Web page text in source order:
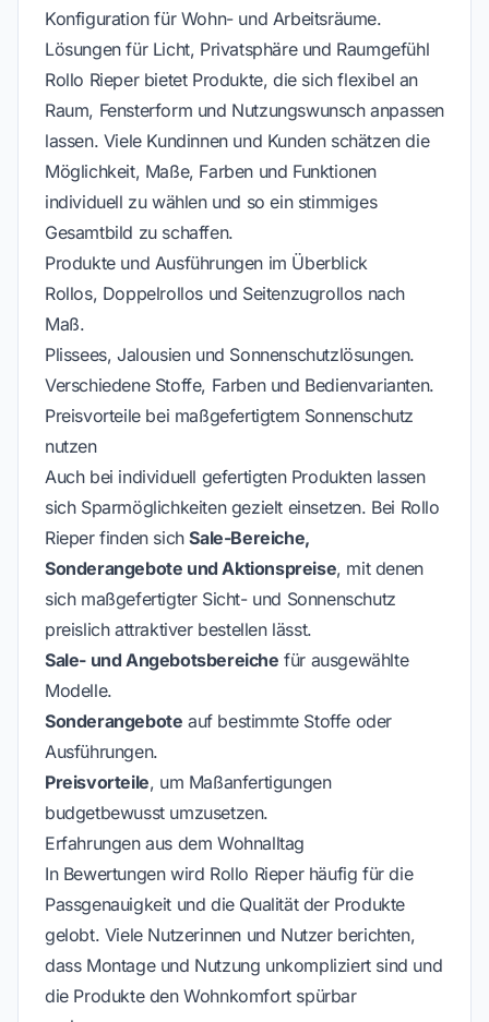
Konfiguration für Wohn- und Arbeitsräume.
Lösungen für Licht, Privatsphäre und Raumgefühl
Rollo Rieper bietet Produkte, die sich flexibel an
Raum, Fensterform und Nutzungswunsch anpassen
lassen. Viele Kundinnen und Kunden schätzen die
Möglichkeit, Maße, Farben und Funktionen
individuell zu wählen und so ein stimmiges
Gesamtbild zu schaffen.
Produkte und Ausführungen im Überblick
Rollos, Doppelrollos und Seitenzugrollos nach
Maß.
Plissees, Jalousien und Sonnenschutzlösungen.
Verschiedene Stoffe, Farben und Bedienvarianten.
Preisvorteile bei maßgefertigtem Sonnenschutz
nutzen
Auch bei individuell gefertigten Produkten lassen
sich Sparmöglichkeiten gezielt einsetzen. Bei Rollo
Rieper finden sichSale-Bereiche,
Sonderangebote und Aktionspreise, mit denen
sich maßgefertigter Sicht- und Sonnenschutz
preislich attraktiver bestellen lässt.
Sale- und Angebotsbereiche für ausgewählte
Modelle.
Sonderangebote auf bestimmte Stoffe oder
Ausführungen.
Preisvorteile, um Maßanfertigungen
budgetbewusst umzusetzen.
Erfahrungen aus dem Wohnalltag
In Bewertungen wird Rollo Rieper häufig für die
Passgenauigkeit und die Qualität der Produkte
gelobt. Viele Nutzerinnen und Nutzer berichten,
dass Montage und Nutzung unkompliziert sind und
die Produkte den Wohnkomfort spürbar